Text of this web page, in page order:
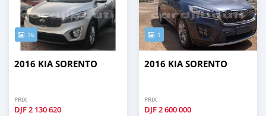
16
2016 KIA SORENTO
PRIX
DJF2 130 620
1
2016 KIA SORENTO
PRIX
DJF2 600 000